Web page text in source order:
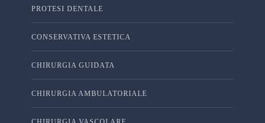
PROTESI DENTALE
CONSERVATIVA ESTETICA
CHIRURGIA GUIDATA
CHIRURGIA AMBULATORIALE